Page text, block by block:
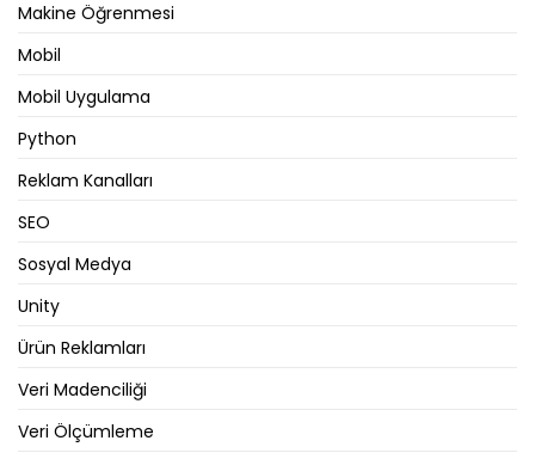
Makine Öğrenmesi
Mobil
Mobil Uygulama
Python
Reklam Kanalları
SEO
Sosyal Medya
Unity
Ürün Reklamları
Veri Madenciliği
Veri Ölçümleme